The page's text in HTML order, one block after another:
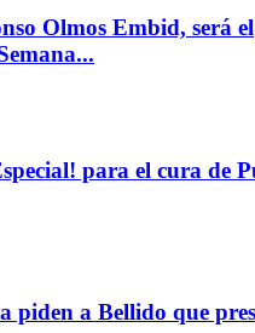
Olmos Embid, será el
para el cura de
piden a Bellido que